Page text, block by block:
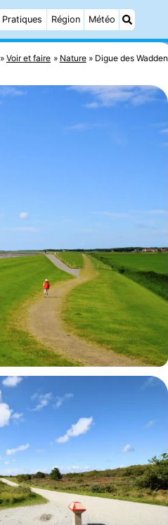
Pratiques Région Météo
Voir et faire Nature Digue des Wadden